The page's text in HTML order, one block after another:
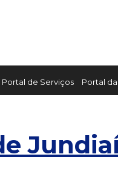
Portal de Serviços Portal